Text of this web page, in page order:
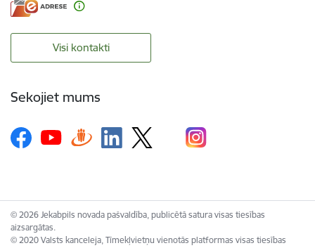
Visi kontakti
Sekojiet mums
© 2026 Jekabpils novada pašvaldība, publicētā satura visas tiesības
aizsargātas.
© 2020 Valsts kanceleja, Tīmekļvietņu vienotās platformas visas tiesības